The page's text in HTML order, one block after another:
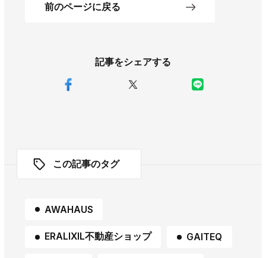
記事をシェアする
前のページに戻る
この記事のタグ
AWAHAUS
ERALIXIL不動産ショップ GAITEQ